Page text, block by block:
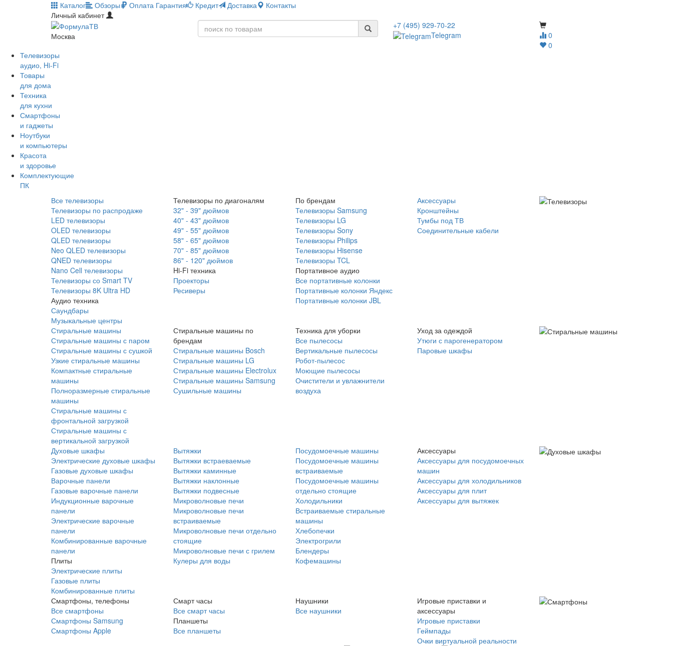
Каталог Обзоры Оплата Гарантия Кредит Доставка
Контакты
Личный кабинет
Москва
0
0
+7 (495) 929-70-22
Telegram
Телевизоры
аудио, Hi-Fi
Товары
для дома
Техника
для кухни
Смартфоны
и гаджеты
Ноутбуки
и компьютеры
Красота
и здоровье
Комплектующие
ПК
Все телевизоры
Телевизоры по распродаже
LED телевизоры
OLED телевизоры
QLED телевизоры
Neo QLED телевизоры
QNED телевизоры
Nano Cell телевизоры
Телевизоры со Smart TV
Телевизоры 8K Ultra HD
Аудио техника
Саундбары
Музыкальные центры
Телевизоры по диагоналям
32" - 39" дюймов
40" - 43" дюймов
49" - 55" дюймов
58" - 65" дюймов
70" - 85" дюймов
86" - 120" дюймов
Hi-Fi техника
Проекторы
Ресиверы
По брендам
Телевизоры Samsung
Телевизоры LG
Телевизоры Sony
Телевизоры Philips
Телевизоры Hisense
Телевизоры TCL
Портативное аудио
Все портативные колонки
Портативные колонки Яндекс
Портативные колонки JBL
Аксессуары
Кронштейны
Тумбы под ТВ
Соединительные кабели
Стиральные машины
Стиральные машины с паром
Стиральные машины с сушкой
Узкие стиральные машины
Компактные стиральные
машины
Полноразмерные стиральные
машины
Стиральные машины с
фронтальной загрузкой
Стиральные машины с
вертикальной загрузкой
Стиральные машины по
брендам
Стиральные машины Bosch
Стиральные машины LG
Стиральные машины Electrolux
Стиральные машины Samsung
Сушильные машины
Техника для уборки
Все пылесосы
Вертикальные пылесосы
Робот-пылесос
Моющие пылесосы
Очистители и увлажнители
воздуха
Уход за одеждой
Утюги с парогенератором
Паровые шкафы
Духовые шкафы
Электрические духовые шкафы
Газовые духовые шкафы
Варочные панели
Газовые варочные панели
Индукционные варочные
панели
Электрические варочные
панели
Комбинированные варочные
панели
Плиты
Электрические плиты
Газовые плиты
Комбинированные плиты
Вытяжки
Вытяжки встраеваемые
Вытяжки каминные
Вытяжки наклонные
Вытяжки подвесные
Микроволновые печи
Микроволновые печи
встраиваемые
Микроволновые печи отдельно
стоящие
Микроволновые печи с грилем
Кулеры для воды
Посудомоечные машины
Посудомоечные машины
встраиваемые
Посудомоечные машины
отдельно стоящие
Холодильники
Встраиваемые стиральные
машины
Хлебопечки
Электрогрили
Блендеры
Кофемашины
Аксессуары
Аксессуары для посудомоечных
машин
Аксессуары для холодильников
Аксессуары для плит
Аксессуары для вытяжек
Смартфоны, телефоны
Все смартфоны
Смартфоны Samsung
Смартфоны Apple
Смарт часы
Все смарт часы
Планшеты
Все планшеты
Наушники
Все наушники
Игровые приставки и
аксессуары
Игровые приставки
Геймпады
Очки виртуальной реальности